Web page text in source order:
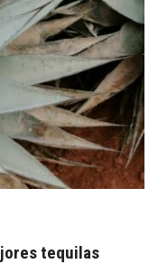
tequilas